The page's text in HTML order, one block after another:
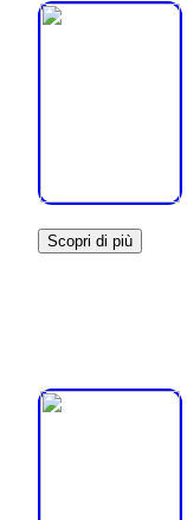
Scopri di più